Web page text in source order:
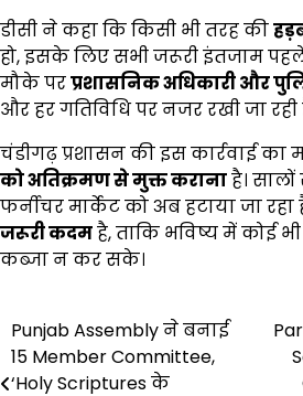
डीसी ने कहा कि किसी भी तरह की
हो, इसके लिए सभी जरूरी इंतजाम
मौके परप्रशासनिक अधिकारी और
और हर गतिविधि पर नजर रखी जा रही
चंडीगढ़ प्रशासन की इस कार्रवाई
को अतिक्रमण से मुक्त करानाहै।
फर्नीचर मार्केट को अब हटाया जा
जरूरी कदमहै, ताकि भविष्य में कोई
कब्जा न कर सके।
Post
navigation
Punjab Assembly ने बनाई
15 Member Committee,
‘Holy Scriptures के